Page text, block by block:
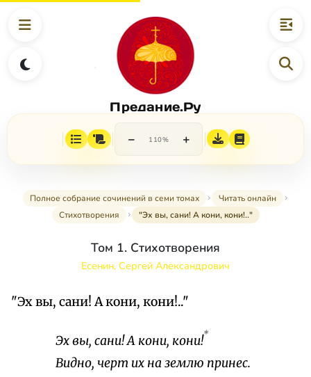
Предание.Ру
− 110% +
Полное собрание сочинений в семи томах
Читать онлайн
Стихотворения
"Эх вы, сани! А кони, кони!.."
Том 1. Стихотворения
Есенин, Сергей Александрович
"Эх вы, сани! А кони, кони!.."
Эх вы, сани! А кони, кони!*
Видно, черт их на землю принес.